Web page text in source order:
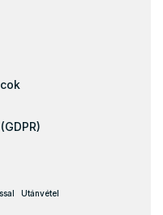
Utánvétel